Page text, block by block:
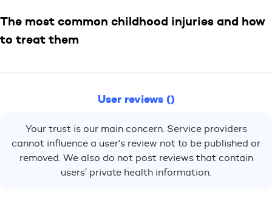
The most common childhood injuries and how
to treat them
User reviews ()
Your trust is our main concern. Service providers
cannot influence a user's review not to be published or
removed. We also do not post reviews that contain
users’ private health information.